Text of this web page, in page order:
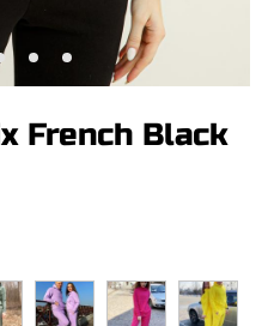
French Black